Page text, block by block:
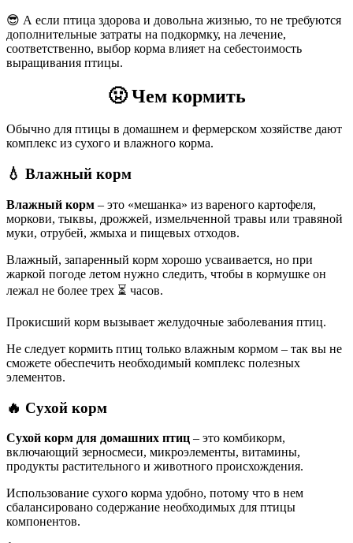
😎 А если птица здорова и довольна жизнью, то не требуются
дополнительные затраты на подкормку, на лечение,
соответственно, выбор корма влияет на себестоимость
выращивания птицы.
🤢Чем кормить
Обычно для птицы в домашнем и фермерском хозяйстве дают
комплекс из сухого и влажного корма.
💧 Влажный корм
Влажный корм – это «мешанка» из вареного картофеля,
моркови, тыквы, дрожжей, измельченной травы или травяной
муки, отрубей, жмыха и пищевых отходов.
Влажный, запаренный корм хорошо усваивается, но при
жаркой погоде летом нужно следить, чтобы в кормушке он
лежал не более трех ⏳ часов.
Прокисший корм вызывает желудочные заболевания птиц.
Не следует кормить птиц только влажным кормом – так вы не
сможете обеспечить необходимый комплекс полезных
элементов.
🔥 Сухой корм
Сухой корм для домашних птиц – это комбикорм,
включающий зерносмеси, микроэлементы, витамины,
продукты растительного и животного происхождения.
Использование сухого корма удобно, потому что в нем
сбалансировано содержание необходимых для птицы
компонентов.